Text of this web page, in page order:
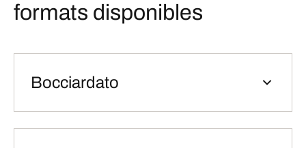
formats disponibles
Bocciardato